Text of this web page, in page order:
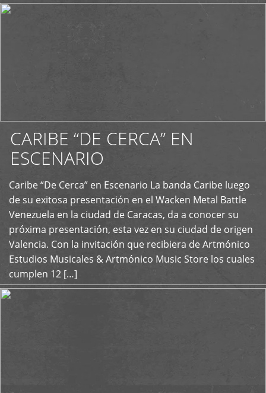
CARIBE “DE CERCA” EN
ESCENARIO
Caribe “De Cerca” en Escenario La banda Caribe luego
de su exitosa presentación en el Wacken Metal Battle
Venezuela en la ciudad de Caracas, da a conocer su
próxima presentación, esta vez en su ciudad de origen
Valencia. Con la invitación que recibiera de Artmónico
Estudios Musicales & Artmónico Music Store los cuales
cumplen 12 […]
+